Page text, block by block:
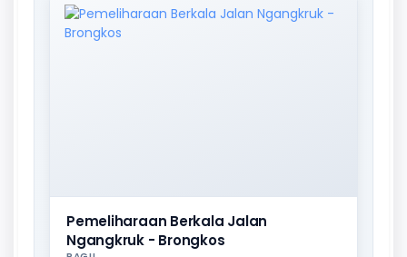
Pemeliharaan Berkala Jalan
Ngangkruk - Brongkos